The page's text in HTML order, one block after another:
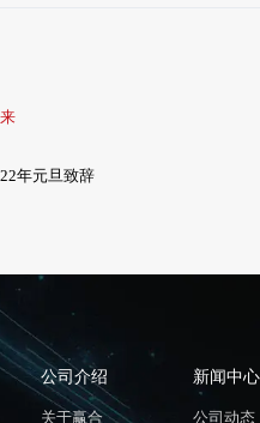
年元旦致辞
公司介绍
关于赢合
新闻中心
公司动态